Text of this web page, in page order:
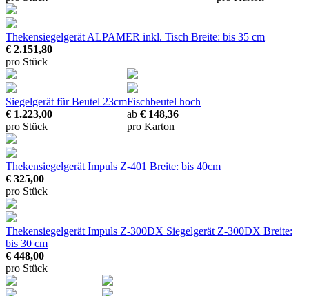
Thekensiegelgerät ALPAMER inkl. Tisch Breite: bis 35 cm
€ 2.151,80
pro Stück
Siegelgerät für Beutel 23cm
€ 1.223,00
pro Stück
Fischbeutel hoch
ab € 148,36
pro Karton
Thekensiegelgerät Impuls Z-401 Breite: bis 40cm
€ 325,00
pro Stück
Thekensiegelgerät Impuls Z-300DX Siegelgerät Z-300DX Breite:
bis 30 cm
€ 448,00
pro Stück